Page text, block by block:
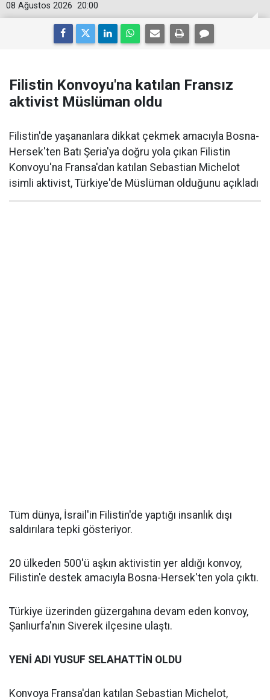
20:00
08 Ağustos 2026
Filistin Konvoyu'na katılan Fransız
aktivist Müslüman oldu
Filistin'de yaşananlara dikkat çekmek amacıyla Bosna-
Hersek'ten Batı Şeria'ya doğru yola çıkan Filistin
Konvoyu'na Fransa'dan katılan Sebastian Michelot
isimli aktivist, Türkiye'de Müslüman olduğunu açıkladı
Tüm dünya, İsrail'in Filistin'de yaptığı insanlık dışı
saldırılara tepki gösteriyor.
20 ülkeden 500'ü aşkın aktivistin yer aldığı konvoy,
Filistin'e destek amacıyla Bosna-Hersek'ten yola çıktı.
Türkiye üzerinden güzergahına devam eden konvoy,
Şanlıurfa'nın Siverek ilçesine ulaştı.
YENİ ADI YUSUF SELAHATTİN OLDU
Konvoya Fransa'dan katılan Sebastian Michelot,